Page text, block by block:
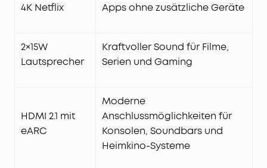
4K Netflix
Apps ohne zusätzliche Geräte
2×15W
Lautsprecher
Kraftvoller Sound für Filme,
Serien und Gaming
HDMI 2.1 mit
eARC
Moderne
Anschlussmöglichkeiten für
Konsolen, Soundbars und
Heimkino-Systeme